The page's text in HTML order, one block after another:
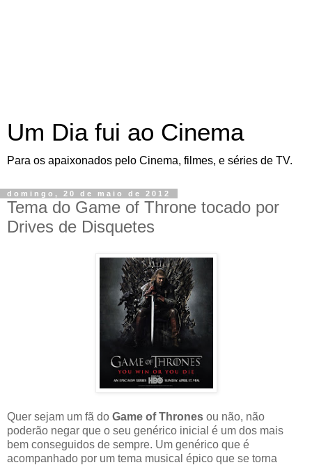
Um Dia fui ao Cinema
Para os apaixonados pelo Cinema, filmes, e séries de TV.
domingo, 20 de maio de 2012
Tema do Game of Throne tocado por
Drives de Disquetes
Quer sejam um fã do Game of Thrones ou não, não
poderão negar que o seu genérico inicial é um dos mais
bem conseguidos de sempre. Um genérico que é
acompanhado por um tema musical épico que se torna